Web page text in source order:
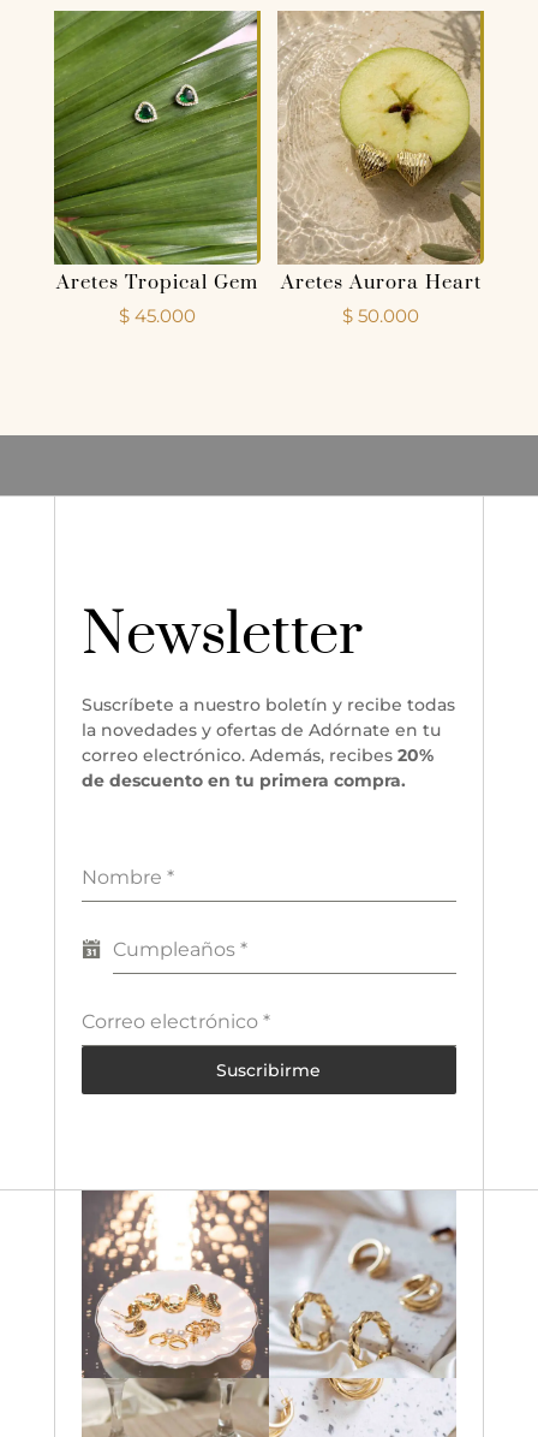
Aretes Tropical Gem
$45.000
Aretes Aurora Heart
$ 50.000
Newsletter
Suscríbete a nuestro boletín y recibe todas
la novedades y ofertas de Adórnate en tu
correo electrónico. Además, recibes 20%
de descuento en tu primera compra.
Nombre*
Cumpleaños*
Correo electrónico*
Suscribirme